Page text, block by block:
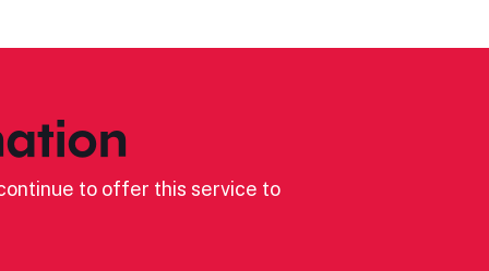
to offer this service to